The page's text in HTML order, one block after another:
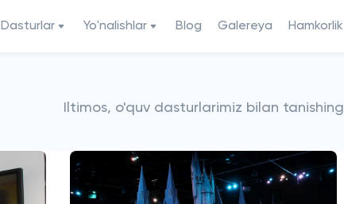
Dasturlar Yo'nalishlar Blog Galereya Hamkorlik
Iltimos, o'quv dasturlarimiz bilan tanishing